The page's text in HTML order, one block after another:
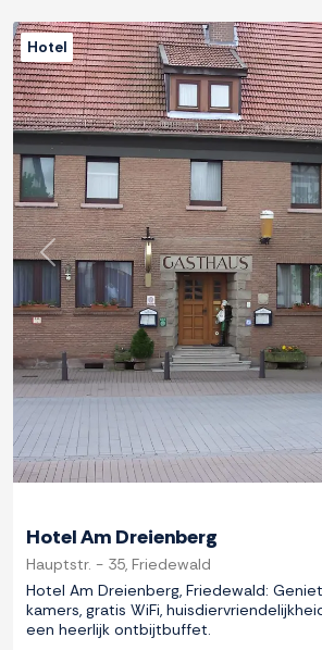
Previous
Hotel
Hotel Am Dreienberg
Hauptstr. - 35, Friedewald
Hotel Am Dreienberg, Friedewald:
kamers, gratis WiFi,
een heerlijk ontbijtbuffet.